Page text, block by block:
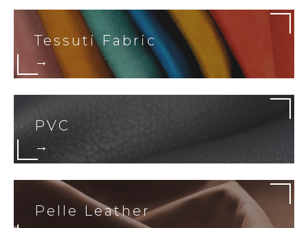
Tessuti Fabric
→
PVC
→
Pelle Leather